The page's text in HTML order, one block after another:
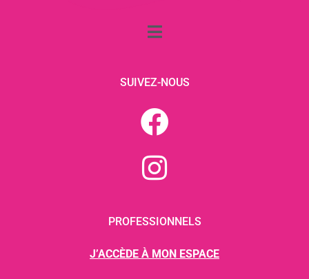
SUIVEZ-NOUS
PROFESSIONNELS
J’ACCÈDE À MON ESPACE